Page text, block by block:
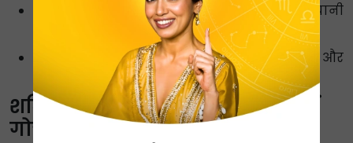
कार्यस्थल पर दबाव और वरिष्ठों यानी
सीनियर्स के साथ मतभेद का अनुभव हो सकता है।
शनिवार को तिल के तेल का दीपक जलाएं और
अपने करियर संबंधी कार्यों में ईमानदारी बनाए रखें।
शनि का मीन राशि में ग्यारहवें भाव में
गोचर 2026